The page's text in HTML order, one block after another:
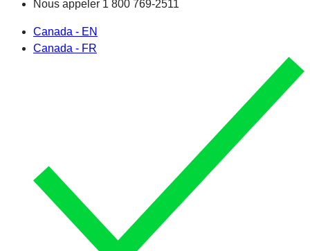
Nous appeler 1 800 769-2511
Canada - EN
Canada - FR